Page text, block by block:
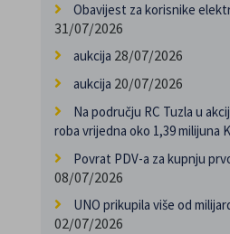
Obavijest za korisnike
31/07/2026
aukcija 28/07/2026
aukcija 20/07/2026
Na području RC Tuzla u
roba vrijedna oko 1,39 milijuna
Povrat PDV-a za kupnju
08/07/2026
UNO prikupila više od
02/07/2026